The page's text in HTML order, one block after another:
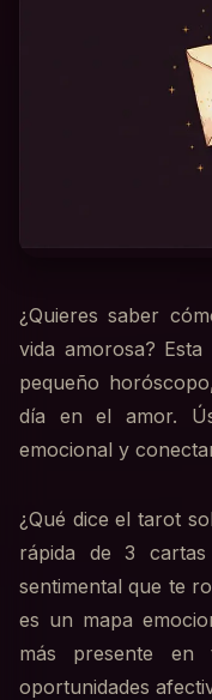
¿Quieres saber
vida amorosa?
pequeño
día en el amor.
emocional y
¿Qué dice el tarot
rápida de 3
sentimental que te
es un mapa
más presente en
oportunidades